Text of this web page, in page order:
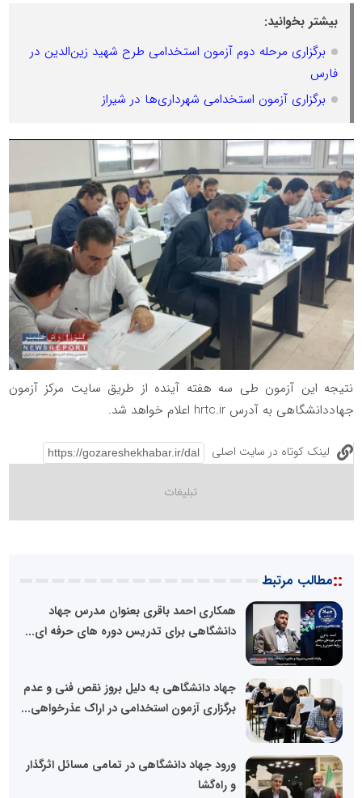
بیشتر بخوانید:
برگزاری مرحله دوم آزمون استخدامی طرح شهید زین‌الدین در
فارس
برگزاری آزمون استخدامی شهرداری‌ها در شیراز
نتیجه این آزمون طی سه هفته آینده از طریق سایت مرکز آزمون
جهاددانشگاهی به آدرس hrtc.ir اعلام خواهد شد.
لینک کوتاه در سایت اصلی
::مطالب مرتبط
همکاری احمد باقری بعنوان مدرس جهاد
دانشگاهی برای تدریس دوره های حرفه ای...
جهاد دانشگاهی به دلیل بروز نقص فنی و عدم
برگزاری آزمون استخدامی در اراک عذرخواهی...
ورود جهاد دانشگاهی در تمامی مسائل اثرگذار
و راه‌گشا